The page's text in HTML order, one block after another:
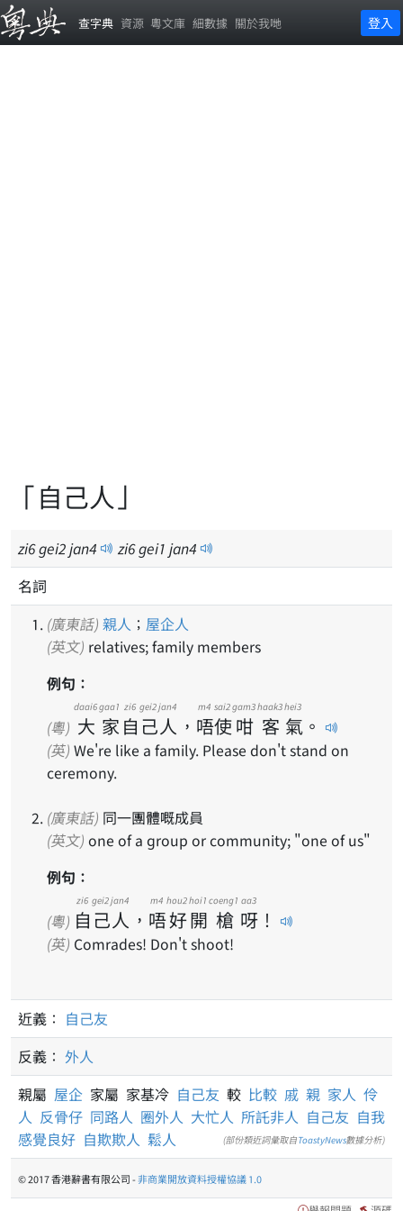
查字典 資源 粵文庫 細數據 關於我哋 登入
「自己人」
zi6gei2jan4 zi6gei1 jan4
名詞
(廣東話) 親人 ； 屋企人
(英文) relatives; family members
例句：
(粵) 大
daai6
家
gaa1
自
zi6
己
gei2
人
jan4
， 唔
m4
使
sai2
咁
gam3
客
haak3
氣
hei3
。
(英) We're like a family. Please don't stand on
ceremony.
(廣東話) 同一團體嘅成員
(英文) one of a group or community; "one of us"
例句：
(粵) 自
zi6
己
gei2
人
jan4
， 唔
m4
好
hou2
開
hoi1
槍
coeng1
呀
aa3
！
(英) Comrades! Don't shoot!
近義： 自己友
反義： 外人
親屬 屋企 家屬 家基冷 自己友 較 比較 戚 親 家人 伶
人 反骨仔 同路人 圈外人 大忙人 所託非人 自己友 自我
感覺良好 自欺欺人 鬆人 (部份類近詞彙取自ToastyNews數據分析)
© 2017 香港辭書有限公司 -非商業開放資料授權協議 1.0